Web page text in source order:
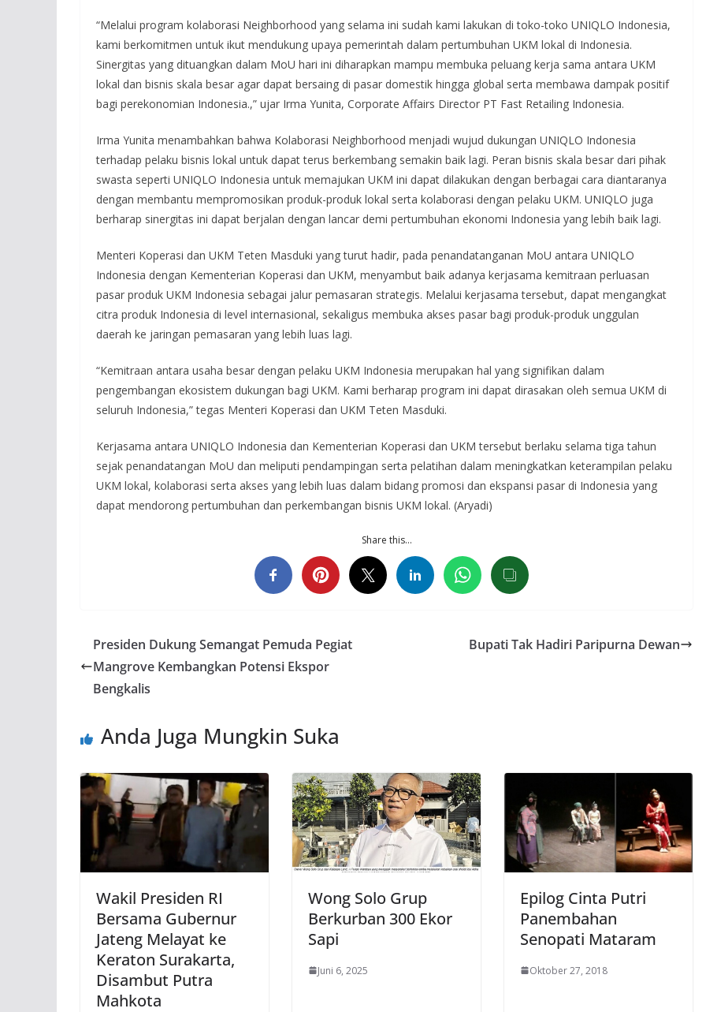
“Melalui program kolaborasi Neighborhood yang selama ini sudah kami lakukan di toko-toko UNIQLO Indonesia,
kami berkomitmen untuk ikut mendukung upaya pemerintah dalam pertumbuhan UKM lokal di Indonesia.
Sinergitas yang dituangkan dalam MoU hari ini diharapkan mampu membuka peluang kerja sama antara UKM
lokal dan bisnis skala besar agar dapat bersaing di pasar domestik hingga global serta membawa dampak positif
bagi perekonomian Indonesia.,” ujar Irma Yunita, Corporate Affairs Director PT Fast Retailing Indonesia.
Irma Yunita menambahkan bahwa Kolaborasi Neighborhood menjadi wujud dukungan UNIQLO Indonesia
terhadap pelaku bisnis lokal untuk dapat terus berkembang semakin baik lagi. Peran bisnis skala besar dari pihak
swasta seperti UNIQLO Indonesia untuk memajukan UKM ini dapat dilakukan dengan berbagai cara diantaranya
dengan membantu mempromosikan produk-produk lokal serta kolaborasi dengan pelaku UKM. UNIQLO juga
berharap sinergitas ini dapat berjalan dengan lancar demi pertumbuhan ekonomi Indonesia yang lebih baik lagi.
Menteri Koperasi dan UKM Teten Masduki yang turut hadir, pada penandatanganan MoU antara UNIQLO
Indonesia dengan Kementerian Koperasi dan UKM, menyambut baik adanya kerjasama kemitraan perluasan
pasar produk UKM Indonesia sebagai jalur pemasaran strategis. Melalui kerjasama tersebut, dapat mengangkat
citra produk Indonesia di level internasional, sekaligus membuka akses pasar bagi produk-produk unggulan
daerah ke jaringan pemasaran yang lebih luas lagi.
“Kemitraan antara usaha besar dengan pelaku UKM Indonesia merupakan hal yang signifikan dalam
pengembangan ekosistem dukungan bagi UKM. Kami berharap program ini dapat dirasakan oleh semua UKM di
seluruh Indonesia,” tegas Menteri Koperasi dan UKM Teten Masduki.
Kerjasama antara UNIQLO Indonesia dan Kementerian Koperasi dan UKM tersebut berlaku selama tiga tahun
sejak penandatangan MoU dan meliputi pendampingan serta pelatihan dalam meningkatkan keterampilan pelaku
UKM lokal, kolaborasi serta akses yang lebih luas dalam bidang promosi dan ekspansi pasar di Indonesia yang
dapat mendorong pertumbuhan dan perkembangan bisnis UKM lokal. (Aryadi)
Share this…
Presiden Dukung Semangat Pemuda Pegiat
Mangrove Kembangkan Potensi Ekspor
Bengkalis
Bupati Tak Hadiri Paripurna Dewan
Anda Juga Mungkin Suka
Wakil Presiden RI
Bersama Gubernur
Jateng Melayat ke
Keraton Surakarta,
Disambut Putra
Mahkota
Wong Solo Grup
Berkurban 300 Ekor
Sapi
Juni 6, 2025
Epilog Cinta Putri
Panembahan
Senopati Mataram
Oktober 27, 2018